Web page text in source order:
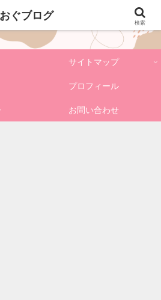
おぐブログ
サイトマップ
プロフィール
お問い合わせ
おぐブログ 検索